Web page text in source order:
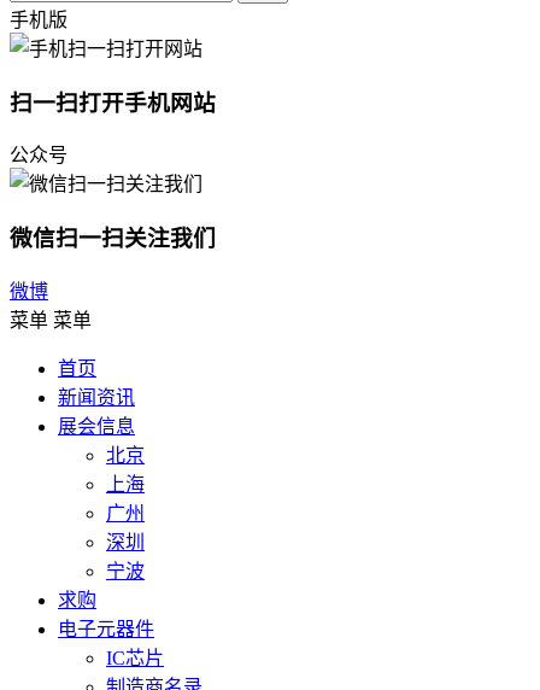
手机版
扫一扫打开手机网站
公众号
微信扫一扫关注我们
微博
菜单 菜单
首页
新闻资讯
展会信息
北京
上海
广州
深圳
宁波
求购
电子元器件
IC芯片